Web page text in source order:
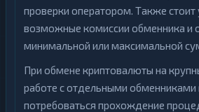
проверки оператором. Также стоит
возможные комиссии обменника и
минимальной или максимальной
При обмене криптовалюты на
работе с отдельными
потребоваться прохождение